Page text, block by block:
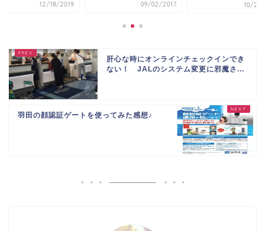
12/18/2019 09/02/2017 10/28/
肝心な時にオンラインチェックインでき
ない！ JALのシステム変更に邪魔さ...
羽田の顔認証ゲートを使ってみた感想♪